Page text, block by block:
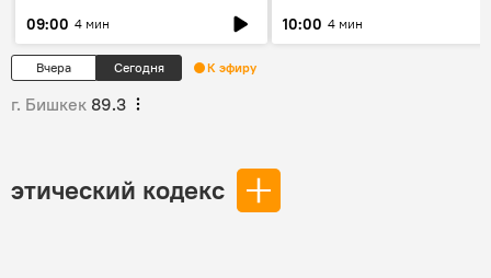
09:00 4 мин
10:00 4 мин
Вчера Сегодня К эфиру
г. Бишкек 89.3
этический кодекс